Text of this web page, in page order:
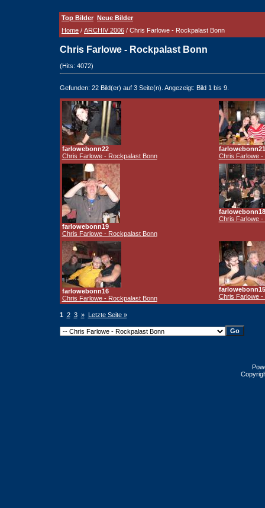
Top Bilder Neue Bilder
Home / ARCHIV 2006 / Chris Farlowe - Rockpalast Bonn
Chris Farlowe - Rockpalast Bonn
(Hits: 4072)
Gefunden: 22 Bild(er) auf 3 Seite(n). Angezeigt: Bild 1 bis 9.
farlowebonn22
Chris Farlowe - Rockpalast Bonn
farlowebonn21
Chris Farlowe -
farlowebonn19
Chris Farlowe - Rockpalast Bonn
farlowebonn18
Chris Farlowe -
farlowebonn16
Chris Farlowe - Rockpalast Bonn
farlowebonn15
Chris Farlowe -
1 2 3 » Letzte Seite »